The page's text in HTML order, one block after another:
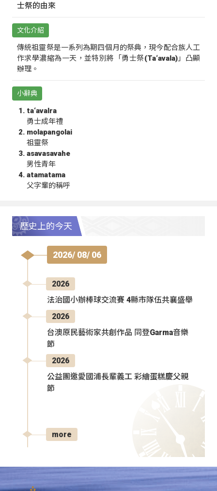
士祭的由來
文化介紹
傳統祖靈祭是一系列為期四個月的祭典，現今配合族人工
作求學濃縮為一天，並特別將「勇士祭(Ta‘avala)」凸顯
辦理。
小辭典
ta‘avalra
勇士成年禮
molapangolai
祖靈祭
asavasavahe
男性青年
atamatama
父字輩的稱呼
歷史上的今天
2026/ 08/ 06
2026
法治國小辦棒球交流賽 4縣市隊伍共襄盛舉
2026
台澳原民藝術家共創作品 同登Garma音樂
節
2026
公益團邀愛國浦長輩義工 彩繪蛋糕慶父親
節
more